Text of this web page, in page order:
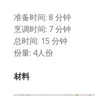
准备时间: 8 分钟
烹调时间: 7 分钟
总时间: 15 分钟
份量: 4人份
材料